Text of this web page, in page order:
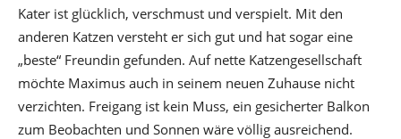
Kater ist glücklich, verschmust und verspielt. Mit den
anderen Katzen versteht er sich gut und hat sogar eine
„beste“ Freundin gefunden. Auf nette Katzengesellschaft
möchte Maximus auch in seinem neuen Zuhause nicht
verzichten. Freigang ist kein Muss, ein gesicherter Balkon
zum Beobachten und Sonnen wäre völlig ausreichend.